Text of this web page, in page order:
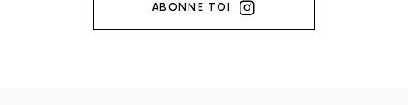
ABONNE TOI